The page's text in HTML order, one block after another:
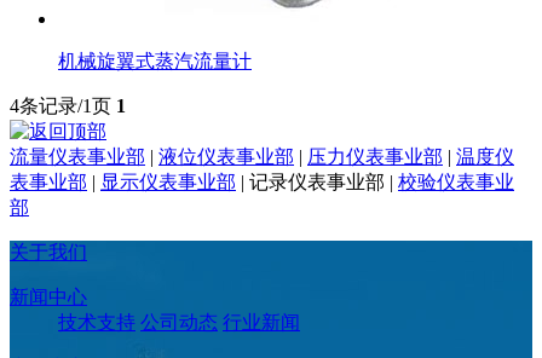
机械旋翼式蒸汽流量计
4条记录/1页 1
流量仪表事业部 | 液位仪表事业部 | 压力仪表事业部 | 温度仪
表事业部 | 显示仪表事业部 | 记录仪表事业部 | 校验仪表事业
部
关于我们
新闻中心
技术支持 公司动态 行业新闻